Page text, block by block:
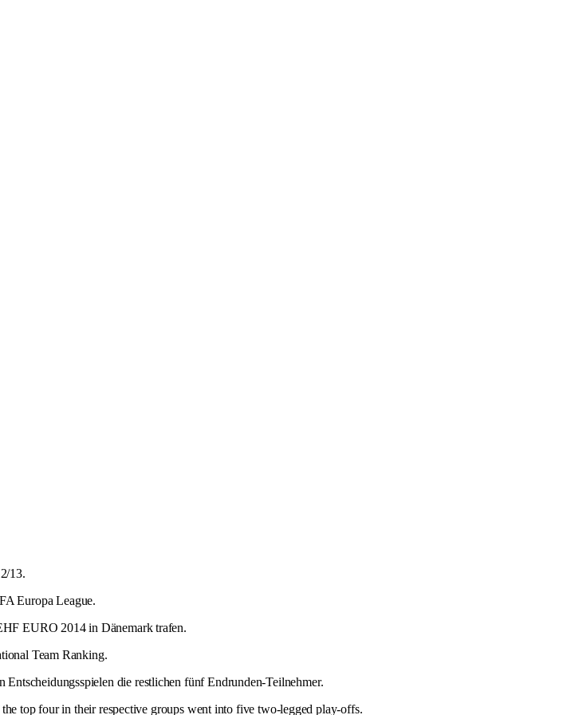
13.
Europa League.
EURO 2014 in Dänemark trafen.
Team Ranking.
die restlichen fünf Endrunden-Teilnehmer.
top four in their respective groups went into five two-legged play-offs.